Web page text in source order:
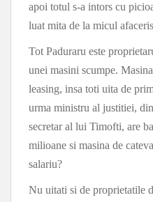
apoi totul s-a intors cu
luat mita de la micul
Tot Paduraru este
unei masini scumpe.
leasing, insa toti uita de
urma ministru al justitiei,
secretar al lui Timofti, are
milioane si masina de
salariu?
Nu uitati si de proprietatile